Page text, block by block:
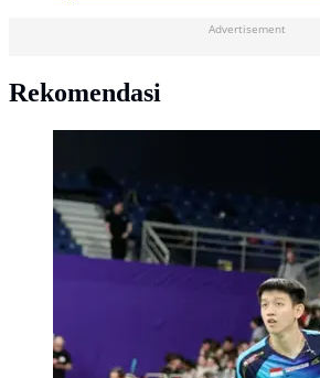
Advertisement
Rekomendasi